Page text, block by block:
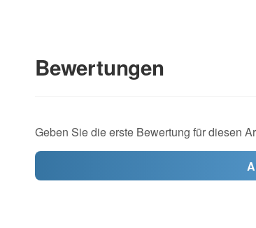
Bewertungen
Geben Sie die erste Bewertung für diesen